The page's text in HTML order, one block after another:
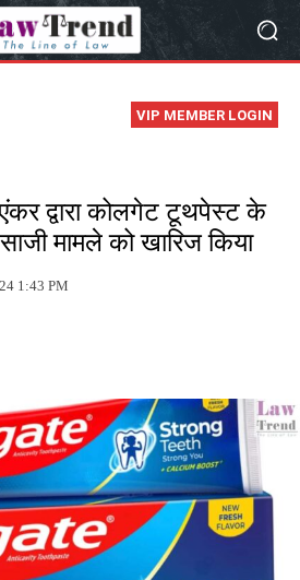
VIP MEMBER LOGIN
एंकर द्वारा कोलगेट टूथपेस्ट के
मामले को खारिज किया
1:43 PM